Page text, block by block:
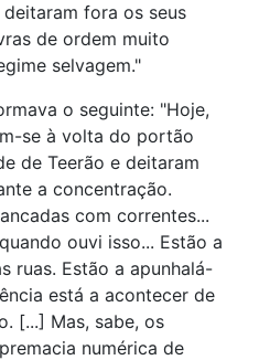
fora os seus
de ordem muito
selvagem."
o seguinte: "Hoje,
se à volta do portão
de Teerão e deitaram
a concentração.
com correntes...
ouvi isso... Estão a
ruas. Estão a apunhalá-
está a acontecer de
[...] Mas, sabe, os
numérica de